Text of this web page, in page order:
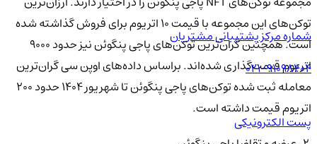
توکن‌های این مجموعه با قیمت ۱۰ اتریوم برای فروش گذاشته شده
است. همچنین گران‌ترین توکن‌های پاجی پنگوئن نیز حدود ۹۰۰۰
اتریوم قیمت‌گذاری شده‌اند. براساس داده‌های اوپن سی گران‌ترین
معامله ثبت شده توکن‌های پاجی پنگوئن تا شهریور ۱۴۰۴ حدود ۲۰۰
اتریوم قیمت داشته است.
شماره مرکز پشتیبانی مشتریان
021-91098404
پست الکترونیکی